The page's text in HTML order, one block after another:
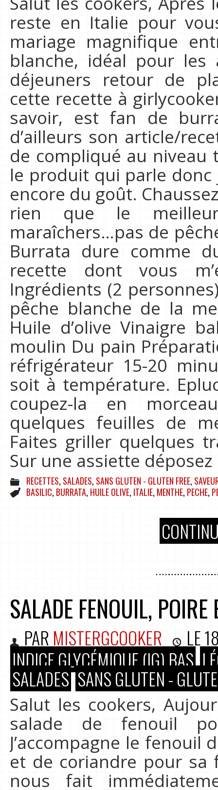
reste en Italie pour
mariage magnifique
blanche, idéal pour les
déjeuners retour de
cette recette à
savoir, est fan de
d’ailleurs son article/
de compliqué au niveau
le produit qui parle
encore du goût.
rien que le
maraîchers…pas de
Burrata dure comme
recette dont vous
Ingrédients (2
pêche blanche de la
Huile d’olive Vinaigre
moulin Du pain
réfrigérateur 15-20
soit à température.
coupez-la en
quelques feuilles de
Faites griller quelques
Sur une assiette
RECETTES, SALADES, SANS GLUTEN - GLUTEN FREE,
BASILIC, BURRATA, HUILE OLIVE, ITALIE, MENTHE, PECHE,
SALADE FENOUIL,
PAR MISTERGCOOKER LE
INDICE GLYCÉMIQUE (IG) BAS
SALADES SANS GLUTEN -
Salut les cookers,
salade de fenouil
J’accompagne le
et de coriandre pour sa
nous fait